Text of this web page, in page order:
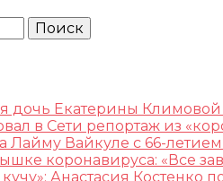
дочь Екатерины
в Сети репортаж из
Лайму Вайкуле с 66-
коронавируса: «Все
Анастасия